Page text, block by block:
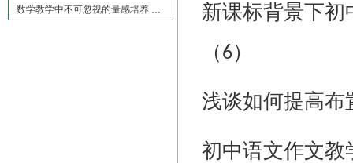
数学教学中不可忽视的量感培养 …
新课标背景下
（ 6）
浅谈如何提高布
初中语文作文教